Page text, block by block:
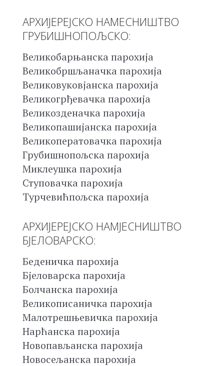
АРХИЈЕРЕЈСКО НАМЕСНИШТВО
ГРУБИШНОПОЉСКО:
Великобарњанска парохија
Великобршљаначка парохија
Великовуковјанска парохија
Великогрђевачка парохија
Великозденачка парохија
Великопашијанска парохија
Великоператовачка парохија
Грубишнопољска парохија
Миклеушка парохија
Ступовачка парохија
Турчевићпољска парохија
АРХИЈЕРЕЈСКО НАМЈЕСНИШТВО
БЈЕЛОВАРСКО:
Беденичка парохија
Бјеловарска парохија
Болчанска парохија
Великописаничка парохија
Малотрешњевичка парохија
Нарћанска парохија
Новопављанска парохија
Новосељанска парохија